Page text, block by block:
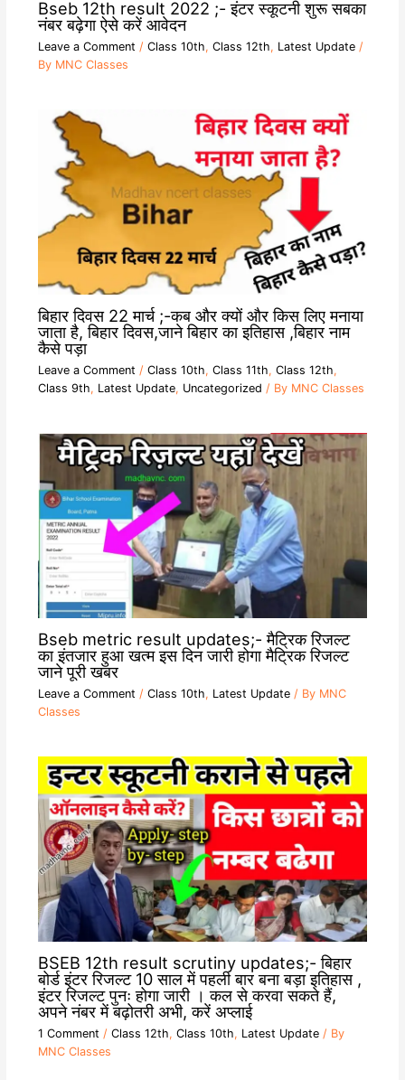
Bseb 12th result 2022 ;- इंटर स्कूटनी शुरू सबका
नंबर बढ़ेगा ऐसे करें आवेदन
Leave a Comment / Class 10th, Class 12th, Latest Update/
By MNC Classes
बिहार दिवस 22 मार्च ;-कब और क्यों और किस लिए मनाया
जाता है, बिहार दिवस,जाने बिहार का इतिहास ,बिहार नाम
कैसे पड़ा
Leave a Comment / Class 10th, Class 11th, Class 12th,
Class 9th, Latest Update, Uncategorized / By MNC Classes
Bseb metric result updates;- मैट्रिक रिजल्ट
का इंतजार हुआ खत्म इस दिन जारी होगा मैट्रिक रिजल्ट
जाने पूरी खबर
Leave a Comment / Class 10th, Latest Update/ By MNC
Classes
BSEB 12th result scrutiny updates;- बिहार
बोर्ड इंटर रिजल्ट 10 साल में पहली बार बना बड़ा इतिहास ,
इंटर रिजल्ट पुनः होगा जारी । कल से करवा सकते हैं,
अपने नंबर में बढ़ोतरी अभी, करें अप्लाई
1 Comment / Class 12th, Class 10th, Latest Update/ By
MNC Classes